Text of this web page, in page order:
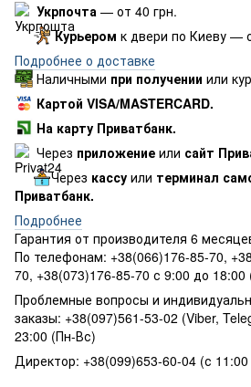
Укрпочта — от 40 грн.
Курьером к двери по Киеву —
Подробнее о доставке
Наличными при получении или
Картой VISA/MASTERCARD.
На карту Приватбанк.
Через приложение или сайт
Через кассу или терминал
Приватбанк.
Подробнее
Гарантия от производителя 6
По телефонам: +38(066)176-85-70,
70, +38(073)176-85-70 с 9:00 до 18:00
Проблемные вопросы и
заказы: +38(097)561-53-02 (Viber,
23:00 (Пн-Вс)
Директор: +38(099)653-60-04 (с